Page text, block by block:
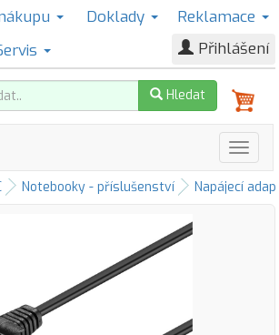
Doklady
Reklamace
Přihlášení
Hledat
Notebooky - příslušenství Napájecí